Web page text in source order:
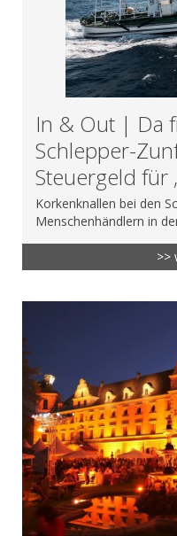
In & Out | Da
Schlepper-
Steuergeld für
Korkenknallen bei den
Menschenhändlern in
>>